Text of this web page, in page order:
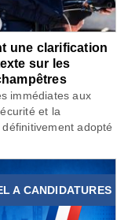
une clarification
sur les
immédiates aux
et la
adopté
A CANDIDATURES